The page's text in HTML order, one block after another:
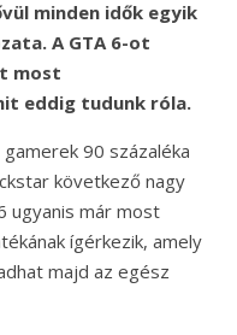
minden idők egyik
A GTA 6-ot
most
eddig tudunk róla.
90 százaléka
következő nagy
ugyanis már most
ígérkezik, amely
majd az egész